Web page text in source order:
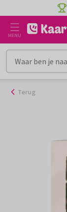
naar
inhoud
MENU
Terug